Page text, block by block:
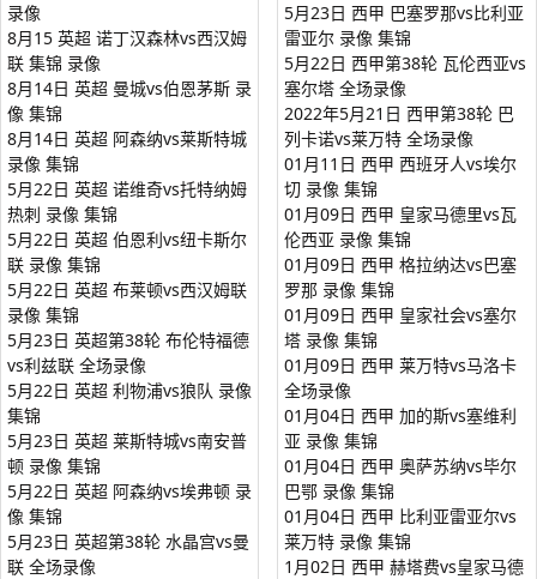
录像
8月15 英超 诺丁汉森林vs西汉姆
联 集锦 录像
8月14日 英超 曼城vs伯恩茅斯 录
像 集锦
8月14日 英超 阿森纳vs莱斯特城
录像 集锦
5月22日 英超 诺维奇vs托特纳姆
热刺 录像 集锦
5月22日 英超 伯恩利vs纽卡斯尔
联 录像 集锦
5月22日 英超 布莱顿vs西汉姆联
录像 集锦
5月23日 英超第38轮 布伦特福德
vs利兹联 全场录像
5月22日 英超 利物浦vs狼队 录像
集锦
5月23日 英超 莱斯特城vs南安普
顿 录像 集锦
5月22日 英超 阿森纳vs埃弗顿 录
像 集锦
5月23日 英超第38轮 水晶宫vs曼
联 全场录像
5月23日 西甲 巴塞罗那vs比利亚
雷亚尔 录像 集锦
5月22日 西甲第38轮 瓦伦西亚vs
塞尔塔 全场录像
2022年5月21日 西甲第38轮 巴
列卡诺vs莱万特 全场录像
01月11日 西甲 西班牙人vs埃尔
切 录像 集锦
01月09日 西甲 皇家马德里vs瓦
伦西亚 录像 集锦
01月09日 西甲 格拉纳达vs巴塞
罗那 录像 集锦
01月09日 西甲 皇家社会vs塞尔
塔 录像 集锦
01月09日 西甲 莱万特vs马洛卡
全场录像
01月04日 西甲 加的斯vs塞维利
亚 录像 集锦
01月04日 西甲 奥萨苏纳vs毕尔
巴鄂 录像 集锦
01月04日 西甲 比利亚雷亚尔vs
莱万特 录像 集锦
1月02日 西甲 赫塔费vs皇家马德